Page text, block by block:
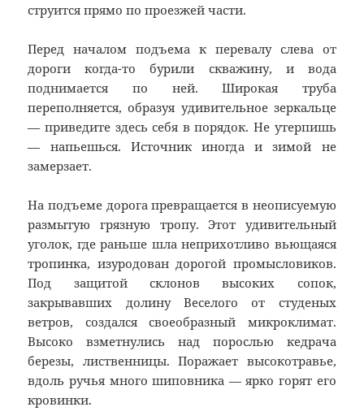
струится прямо по проезжей части.
Перед началом подъема к перевалу слева от
дороги когда-то бурили скважину, и вода
поднимается по ней. Широкая труба
переполняется, образуя удивительное зеркальце
— приведите здесь себя в порядок. Не утерпишь
— напьешься. Источник иногда и зимой не
замерзает.
На подъеме дорога превращается в неописуемую
размытую грязную тропу. Этот удивительный
уголок, где раньше шла неприхотливо вьющаяся
тропинка, изуродован дорогой промысловиков.
Под защитой склонов высоких сопок,
закрывавших долину Веселого от студеных
ветров, создался своеобразный микроклимат.
Высоко взметнулись над порослью кедрача
березы, лиственницы. Поражает высокотравье,
вдоль ручья много шиповника — ярко горят его
кровинки.